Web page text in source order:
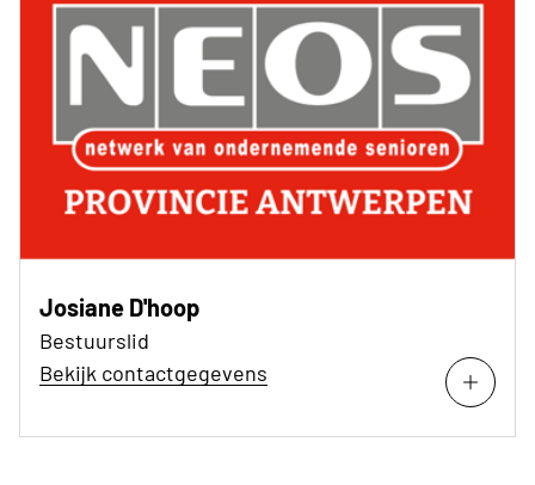
Josiane D'hoop
Bestuurslid
Bekijk contactgegevens